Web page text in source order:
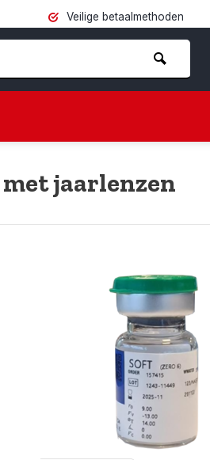
Veilige betaalmethoden
jaarlenzen